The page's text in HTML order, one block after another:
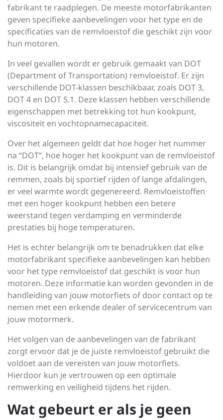
fabrikant te raadplegen. De meeste motorfabrikanten
geven specifieke aanbevelingen voor het type en de
specificaties van de remvloeistof die geschikt zijn voor
hun motoren.
In veel gevallen wordt er gebruik gemaakt van DOT
(Department of Transportation) remvloeistof. Er zijn
verschillende DOT-klassen beschikbaar, zoals DOT 3,
DOT 4 en DOT 5.1. Deze klassen hebben verschillende
eigenschappen met betrekking tot hun kookpunt,
viscositeit en vochtopnamecapaciteit.
Over het algemeen geldt dat hoe hoger het nummer
na “DOT”, hoe hoger het kookpunt van de remvloeistof
is. Dit is belangrijk omdat bij intensief gebruik van de
remmen, zoals bij sportief rijden of lange afdalingen,
er veel warmte wordt gegenereerd. Remvloeistoffen
met een hoger kookpunt hebben een betere
weerstand tegen verdamping en verminderde
prestaties bij hoge temperaturen.
Het is echter belangrijk om te benadrukken dat elke
motorfabrikant specifieke aanbevelingen kan hebben
voor het type remvloeistof dat geschikt is voor hun
motoren. Deze informatie kan worden gevonden in de
handleiding van jouw motorfiets of door contact op te
nemen met een erkende dealer of servicecentrum van
jouw motormerk.
Het volgen van de aanbevelingen van de fabrikant
zorgt ervoor dat je de juiste remvloeistof gebruikt die
voldoet aan de vereisten van jouw motorfiets.
Hierdoor kun je vertrouwen op een optimale
remwerking en veiligheid tijdens het rijden.
Wat gebeurt er als je geen